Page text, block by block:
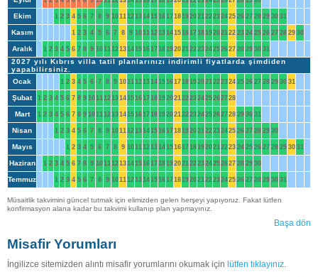
Ekim 1 2 3 4 5 6 7 8 9 1011 12131415161718192021 22232425 26 27 28 29 30 31
Kasım 1 2 3 4 5 6 7 8 9 1011 12131415161718192021 22 23 24 25 26 27 28 29 30
Aralık 1 2 3 4 5 6 7 8 9 1011 12131415161718192021 222324252627 28 29 30 31
2027 yılı Kıbrıs villa tatil planlarınızı indirimli fiyatlarda şimdiden
yapabilirsiniz.
Ocak
1 2 3 4 5 6 7 8 9 1011 12131415161718192021 222324 25 26 27 28 29 30 31
Şubat 1 2 3 4 5 6 7 8 9 1011 12131415161718192021 22232425262728
Mart 1 2 3 4 5 6 7 8 9 1011 12131415161718192021 22232425262728 29 30 31
Nisan 1 2 3 4 5 6 7 8 9 1011 12131415161718192021 22232425 26 27 28 29 30
Mayıs 1 2 3 4 5 6 7 8 9 1011 12131415161718192021 2223 24 25 26 27 28 29 30 31
Haziran 1 2 3 4 5 6 7 8 9 1011 12131415161718192021 222324252627 28 29 30
Temmuz 1 2 3 4 5 6 7 8 9 1011 12131415161718192021 22232425 26 27 28 29 30 31
Müsaitlik takvimini güncel tutmak için elimizden gelen herşeyi yapıyoruz. Fakat lütfen
konfirmasyon alana kadar bu takvimi kullanıp plan yapmayınız.
Başa dön
Misafir Yorumları
İngilizce sitemizden alıntı misafir yorumlarını okumak için lütfen tıklayınız